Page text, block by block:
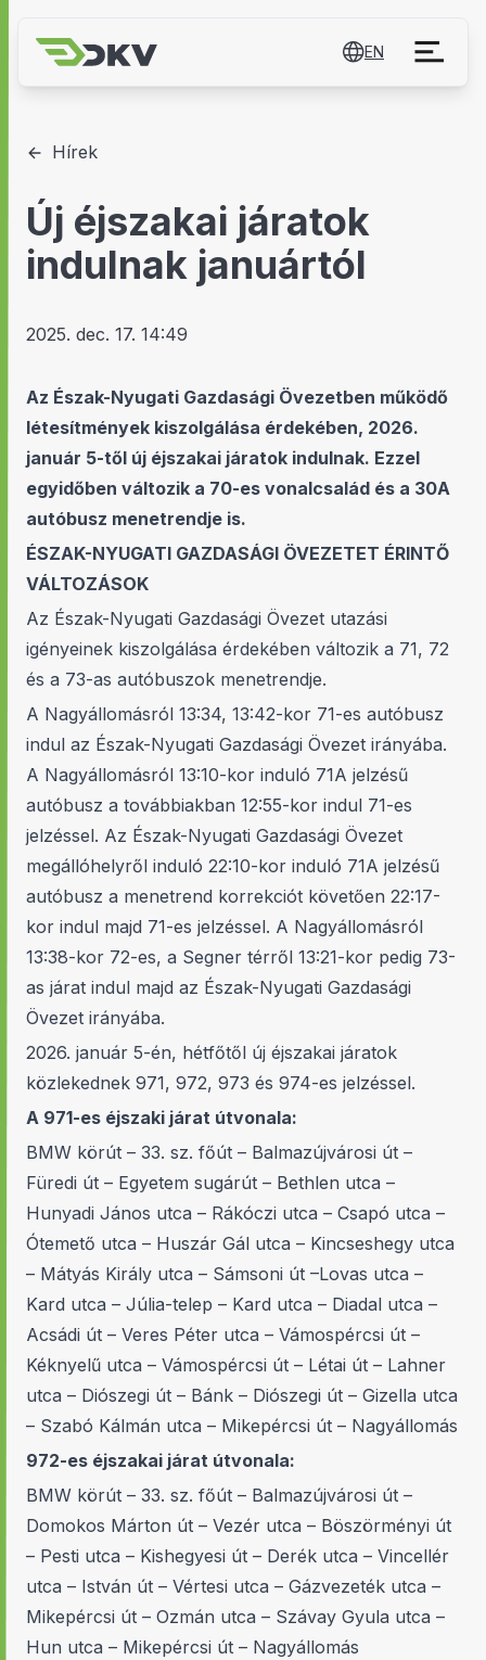
EN
Hírek
Új éjszakai járatok
indulnak januártól
2025. dec. 17. 14:49
Az Észak-Nyugati Gazdasági Övezetben működő
létesítmények kiszolgálása érdekében, 2026.
január 5-től új éjszakai járatok indulnak. Ezzel
egyidőben változik a 70-es vonalcsalád és a 30A
autóbusz menetrendje is.
ÉSZAK-NYUGATI GAZDASÁGI ÖVEZETET ÉRINTŐ
VÁLTOZÁSOK
Az Észak-Nyugati Gazdasági Övezet utazási
igényeinek kiszolgálása érdekében változik a 71, 72
és a 73-as autóbuszok menetrendje.
A Nagyállomásról 13:34, 13:42-kor 71-es autóbusz
indul az Észak-Nyugati Gazdasági Övezet irányába.
A Nagyállomásról 13:10-kor induló 71A jelzésű
autóbusz a továbbiakban 12:55-kor indul 71-es
jelzéssel. Az Észak-Nyugati Gazdasági Övezet
megállóhelyről induló 22:10-kor induló 71A jelzésű
autóbusz a menetrend korrekciót követően 22:17-
kor indul majd 71-es jelzéssel. A Nagyállomásról
13:38-kor 72-es, a Segner térről 13:21-kor pedig 73-
as járat indul majd az Észak-Nyugati Gazdasági
Övezet irányába.
2026. január 5-én, hétfőtől új éjszakai járatok
közlekednek 971, 972, 973 és 974-es jelzéssel.
A 971-es éjszaki járat útvonala:
BMW körút – 33. sz. főút – Balmazújvárosi út –
Füredi út – Egyetem sugárút – Bethlen utca –
Hunyadi János utca – Rákóczi utca – Csapó utca –
Ótemető utca – Huszár Gál utca – Kincseshegy utca
– Mátyás Király utca – Sámsoni út –Lovas utca –
Kard utca – Júlia-telep – Kard utca – Diadal utca –
Acsádi út – Veres Péter utca – Vámospércsi út –
Kéknyelű utca – Vámospércsi út – Létai út – Lahner
utca – Diószegi út – Bánk – Diószegi út – Gizella utca
– Szabó Kálmán utca – Mikepércsi út – Nagyállomás
972-es éjszakai járat útvonala:
BMW körút – 33. sz. főút – Balmazújvárosi út –
Domokos Márton út – Vezér utca – Böszörményi út
– Pesti utca – Kishegyesi út – Derék utca – Vincellér
utca – István út – Vértesi utca – Gázvezeték utca –
Mikepércsi út – Ozmán utca – Szávay Gyula utca –
Hun utca – Mikepércsi út – Nagyállomás